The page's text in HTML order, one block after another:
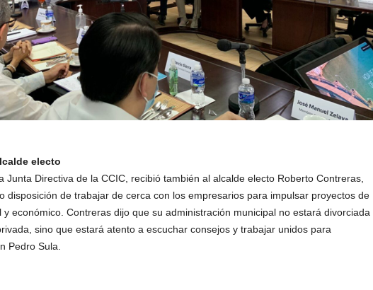
electo
Junta Directiva de la CCIC, recibió también al alcalde electo Roberto Contreras,
disposición de trabajar de cerca con los empresarios para impulsar proyectos de
y económico. Contreras dijo que su administración municipal no estará divorciada
sino que estará atento a escuchar consejos y trabajar unidos para
Pedro Sula.